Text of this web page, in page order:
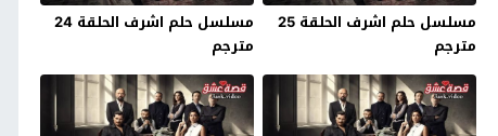
مسلسل حلم اشرف الحلقة 25
مترجم
مسلسل حلم اشرف الحلقة 24
مترجم